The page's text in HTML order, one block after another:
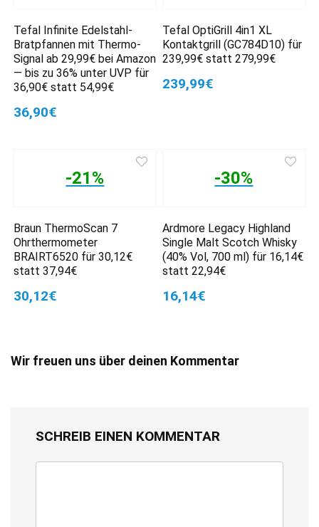
Tefal Infinite Edelstahl-
Bratpfannen mit Thermo-
Signal ab 29,99€ bei Amazon
— bis zu 36% unter UVP für
36,90€ statt 54,99€
36,90€
Tefal OptiGrill 4in1 XL
Kontaktgrill (GC784D10) für
239,99€ statt 279,99€
239,99€
-21%
Braun ThermoScan 7
Ohrthermometer
BRAIRT6520 für 30,12€
statt 37,94€
30,12€
-30%
Ardmore Legacy Highland
Single Malt Scotch Whisky
(40% Vol, 700 ml) für 16,14€
statt 22,94€
16,14€
Wir freuen uns über deinen Kommentar
SCHREIB EINEN KOMMENTAR